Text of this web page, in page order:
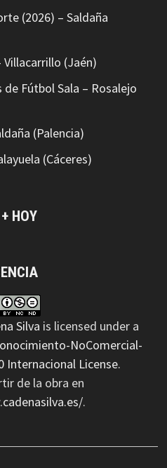
(2026) – Saldaña
Villacarrillo (Jaén)
Fútbol Sala – Rosalejo
(Palencia)
(Cáceres)
HOY
Silva is licensed under a
NoComercial-
Internacional License.
de la obra en
.